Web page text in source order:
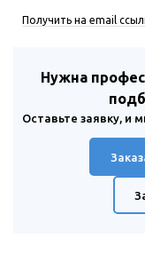
Получить на email
Нужна
Оставьте заявку, и